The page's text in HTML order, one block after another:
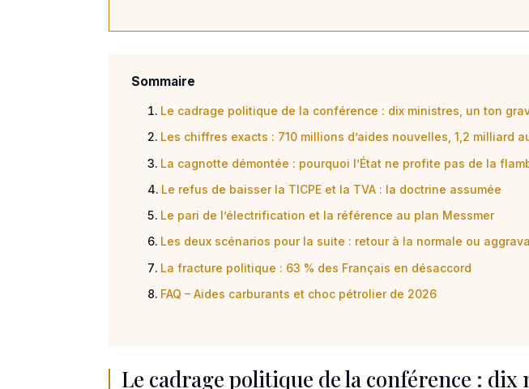
Sommaire
Le cadrage politique de la conférence : dix ministres, un ton
Les chiffres exacts : 710 millions d’aides nouvelles, 1,2 milliard
La cagnotte démontée : pourquoi l’État ne profite pas de la
Le refus de baisser la TICPE et la TVA : la doctrine assumée
Le pari de l’électrification et la référence au plan Messmer
Les deux scénarios pour la suite : retour à la normale ou
La fracture politique : 63 % des Français en désaccord
FAQ – Aides carburants et choc pétrolier de 2026
Le cadrage politique de la conférence :